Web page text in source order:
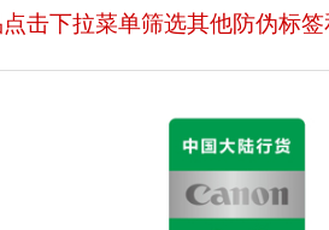
击下拉菜单筛选其他防伪标